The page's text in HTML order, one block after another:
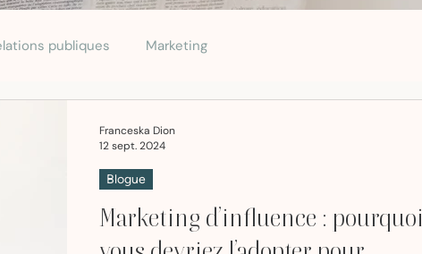
publiques Marketing
Marketing d’influence : pourquoi
Blogue
Franceska Dion
12 sept. 2024